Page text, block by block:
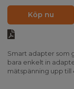
Köp nu
Smart adapter som
bara enkelt in
mätspänning upp till